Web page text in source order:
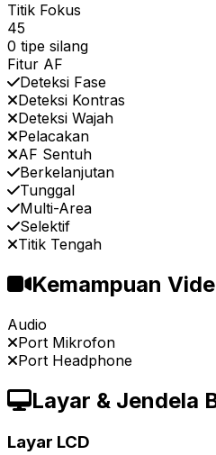
Titik Fokus
45
0 tipe silang
Fitur AF
Deteksi Fase
Deteksi Kontras
Deteksi Wajah
Pelacakan
AF Sentuh
Berkelanjutan
Tunggal
Multi-Area
Selektif
Titik Tengah
Kemampuan
Audio
Port Mikrofon
Port Headphone
Layar & Jendela
Layar LCD